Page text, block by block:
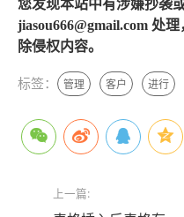
您发现本站中有涉嫌抄袭
jiasou666@gmail.com 处
除侵权内容。
标签： 管理 客户 进行
上一篇: